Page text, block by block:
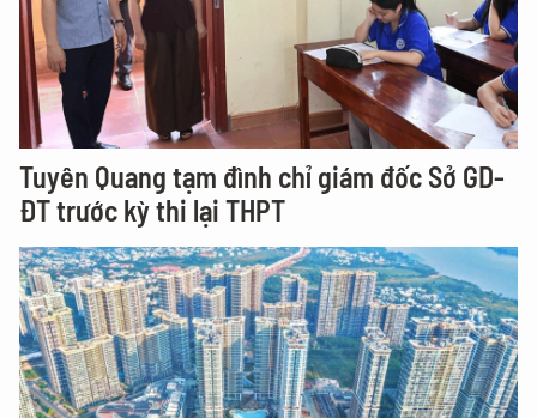
Tuyên Quang tạm đình chỉ giám đốc Sở GD-
ĐT trước kỳ thi lại THPT